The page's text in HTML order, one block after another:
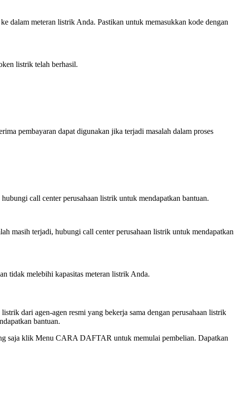
dalam meteran listrik Anda. Pastikan untuk memasukkan kode dengan
listrik telah berhasil.
pembayaran dapat digunakan jika terjadi masalah dalam proses
call center perusahaan listrik untuk mendapatkan bantuan.
masih terjadi, hubungi call center perusahaan listrik untuk mendapatkan
tidak melebihi kapasitas meteran listrik Anda.
dari agen-agen resmi yang bekerja sama dengan perusahaan listrik
bantuan.
saja klik Menu CARA DAFTAR untuk memulai pembelian. Dapatkan